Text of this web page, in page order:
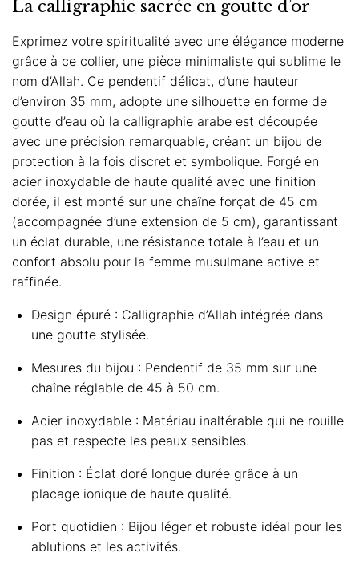
La calligraphie sacrée en goutte d’or
Exprimez votre spiritualité avec une élégance moderne
grâce à ce collier, une pièce minimaliste qui sublime le
nom d’Allah. Ce pendentif délicat, d’une hauteur
d’environ 35 mm, adopte une silhouette en forme de
goutte d’eau où la calligraphie arabe est découpée
avec une précision remarquable, créant un bijou de
protection à la fois discret et symbolique. Forgé en
acier inoxydable de haute qualité avec une finition
dorée, il est monté sur une chaîne forçat de 45 cm
(accompagnée d’une extension de 5 cm), garantissant
un éclat durable, une résistance totale à l’eau et un
confort absolu pour la femme musulmane active et
raffinée.
Design épuré : Calligraphie d’Allah intégrée dans
une goutte stylisée.
Mesures du bijou : Pendentif de 35 mm sur une
chaîne réglable de 45 à 50 cm.
Acier inoxydable : Matériau inaltérable qui ne rouille
pas et respecte les peaux sensibles.
Finition : Éclat doré longue durée grâce à un
placage ionique de haute qualité.
Port quotidien : Bijou léger et robuste idéal pour les
ablutions et les activités.